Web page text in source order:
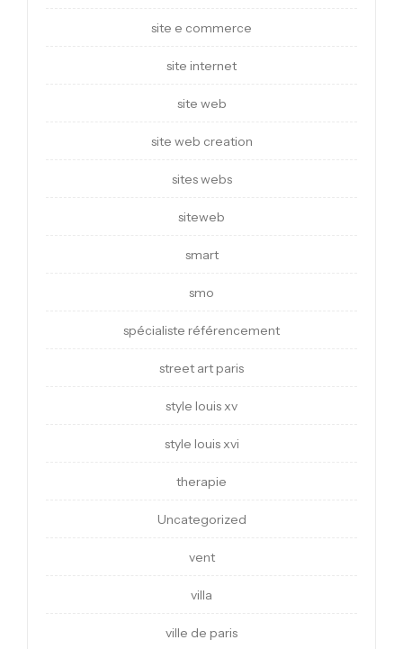
site e commerce
site internet
site web
site web creation
sites webs
siteweb
smart
smo
spécialiste référencement
street art paris
style louis xv
style louis xvi
therapie
Uncategorized
vent
villa
ville de paris